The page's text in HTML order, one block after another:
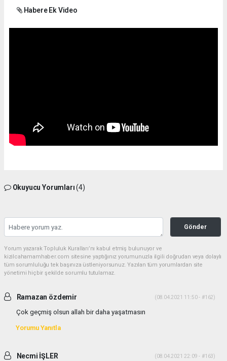
Habere Ek Video
Okuyucu Yorumları(4)
Gönder
Yorum yazarak Topluluk Kuralları’nı kabul etmiş bulunuyor ve
kizilcahamamhaber.com sitesine yaptığınız yorumunuzla ilgili doğrudan veya dolaylı
tüm sorumluluğu tek başınıza üstleniyorsunuz. Yazılan tüm yorumlardan site
yönetimi hiçbir şekilde sorumlu tutulamaz.
Ramazan özdemir (08.04.2021 11:50 - #162)
Çok geçmiş olsun allah bir daha yaşatmasın
Yorumu Yanıtla
Necmi İŞLER (08.04.2021 22:09 - #163)